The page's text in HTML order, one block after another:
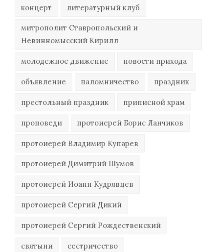
концерт литературный клуб
митрополит Ставропольский и
Невинномысский Кирилл
молодежное движение новости прихода
объявление паломничество праздник
престольный праздник приписной храм
проповеди протоиерей Борис Ланчиков
протоиерей Владимир Купарев
протоиерей Димитрий Шумов
протоиерей Иоанн Кудрявцев
протоиерей Сергий Дикий
протоиерей Сергий Рождественский
святыни сестричество